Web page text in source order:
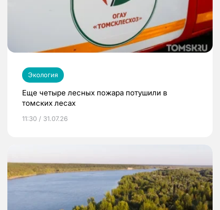
Экология
Еще четыре лесных пожара потушили в
томских лесах
11:30 / 31.07.26